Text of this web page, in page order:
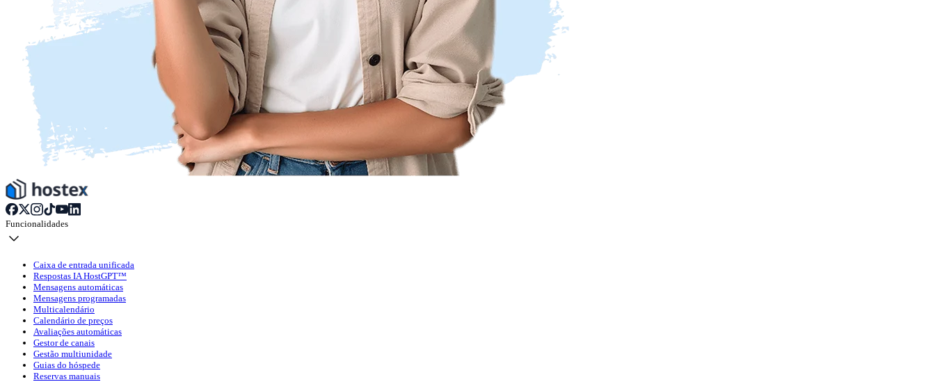
Funcionalidades
Caixa de entrada unificada
Respostas IA HostGPT™
Mensagens automáticas
Mensagens programadas
Multicalendário
Calendário de preços
Avaliações automáticas
Gestor de canais
Gestão multiunidade
Guias do hóspede
Reservas manuais